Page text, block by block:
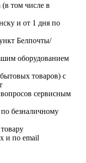
(в том числе в
и от 1 дня по
Белпочты/
оборудованием
товаров) с
сервисным
безналичному
и по email